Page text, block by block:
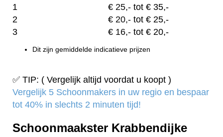
1
€ 25,- tot € 35,-
2
€ 20,- tot € 25,-
3
€ 16,- tot € 20,-
Dit zijn gemiddelde indicatieve prijzen
✅ TIP: ( Vergelijk altijd voordat u koopt )
Vergelijk 5 Schoonmakers in uw regio en bespaar
tot 40% in slechts 2 minuten tijd!
Schoonmaakster Krabbendijke